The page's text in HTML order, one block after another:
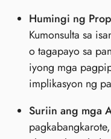
Humingi ng
Kumonsulta sa
o tagapayo sa
iyong mga
implikasyon ng
Suriin ang mga